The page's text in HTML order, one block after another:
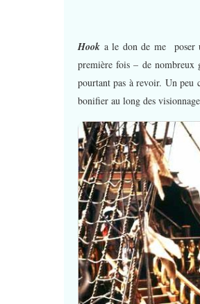
Hook a le don de me poser
première fois – de nombreux
pourtant pas à revoir. Un peu
bonifier au long des